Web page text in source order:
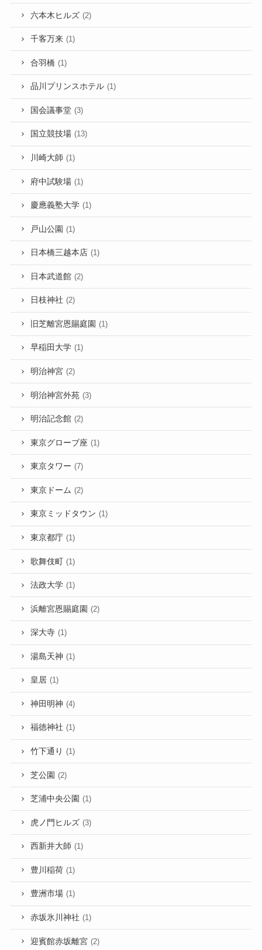
六本木ヒルズ (2)
千客万来 (1)
合羽橋 (1)
品川プリンスホテル (1)
国会議事堂 (3)
国立競技場 (13)
川崎大師 (1)
府中試験場 (1)
慶應義塾大学 (1)
戸山公園 (1)
日本橋三越本店 (1)
日本武道館 (2)
日枝神社 (2)
旧芝離宮恩賜庭園 (1)
早稲田大学 (1)
明治神宮 (2)
明治神宮外苑 (3)
明治記念館 (2)
東京グローブ座 (1)
東京タワー (7)
東京ドーム (2)
東京ミッドタウン (1)
東京都庁 (1)
歌舞伎町 (1)
法政大学 (1)
浜離宮恩賜庭園 (2)
深大寺 (1)
湯島天神 (1)
皇居 (1)
神田明神 (4)
福徳神社 (1)
竹下通り (1)
芝公園 (2)
芝浦中央公園 (1)
虎ノ門ヒルズ (3)
西新井大師 (1)
豊川稲荷 (1)
豊洲市場 (1)
赤坂氷川神社 (1)
迎賓館赤坂離宮 (2)